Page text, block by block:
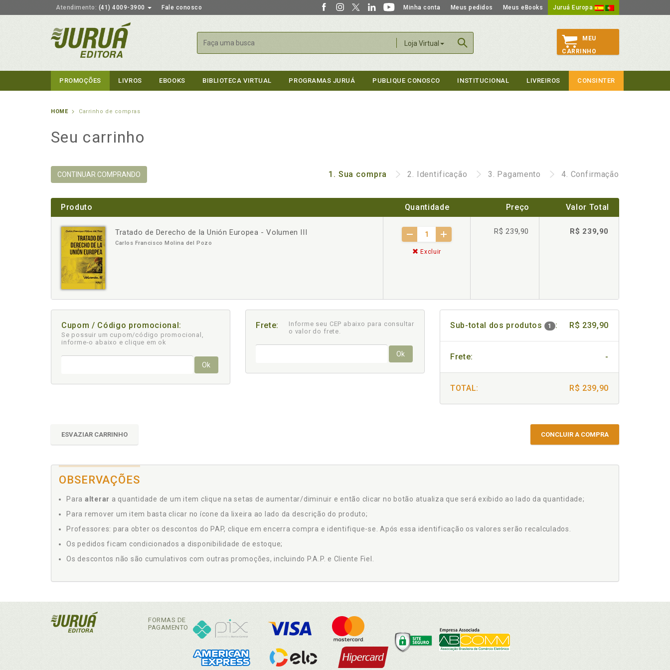
Atendimento: (41) 4009-3900 Fale conosco Minha conta Meus pedidos Meus eBooks Juruá Europa
Loja Virtual
Buscar
MEU
CARRINHO
PROMOÇÕES LIVROS EBOOKS BIBLIOTECA VIRTUAL PROGRAMAS JURUÁ PUBLIQUE CONOSCO INSTITUCIONAL LIVREIROS CONSINTER
HOME Carrinho de compras
Seu carrinho
CONTINUAR COMPRANDO 1. Sua compra 2. Identificação 3. Pagamento 4. Confirmação
Produto Quantidade Preço Valor Total
Tratado de Derecho de la Unión Europea - Volumen III
Carlos Francisco Molina del Pozo
- +
Excluir
R$ 239,90 R$ 239,90
Cupom / Código promocional:
Se possuir um cupom/código promocional,
informe-o abaixo e clique em ok
Ok
Frete:
Informe seu CEP abaixo para consultar
o valor do frete.
Ok
Sub-total dos produtos 1 : R$ 239,90
Frete: -
TOTAL: R$ 239,90
ESVAZIAR CARRINHO CONCLUIR A COMPRA
OBSERVAÇÕES
Para alterar a quantidade de um item clique na setas de aumentar/diminuir e então clicar no botão atualiza que será exibido ao lado da quantidade;
Para remover um item basta clicar no ícone da lixeira ao lado da descrição do produto;
Professores: para obter os descontos do PAP, clique em encerra compra e identifique-se. Após essa identificação os valores serão recalculados.
Os pedidos ficam condicionados a disponibilidade de estoque;
Os descontos não são cumulativos com outras promoções, incluindo P.A.P. e Cliente Fiel.
FORMAS DE
PAGAMENTO